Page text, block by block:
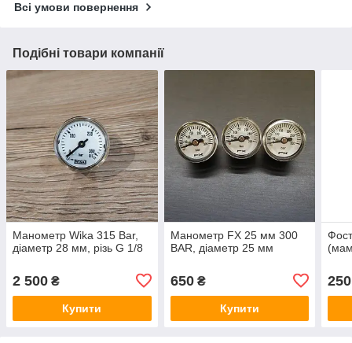
Всі умови повернення
Подібні товари компанії
Манометр Wika 315 Bar,
діаметр 28 мм, різь G 1/8
2 500 ₴
Купити
Манометр FX 25 мм 300
BAR, діаметр 25 мм
650₴
Купити
250